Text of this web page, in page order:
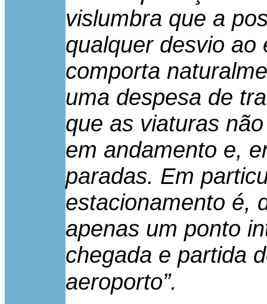
vislumbra que a
qualquer desvio ao
comporta
uma despesa de
que as viaturas
em andamento e,
paradas. Em
estacionamento é,
apenas um ponto
chegada e partida
aeroporto”.